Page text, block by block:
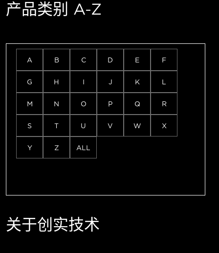
产品类别 A-Z
A B C D E F
G H I J K L
M N O P Q R
S T U V W X
Y Z ALL
关于创实技术